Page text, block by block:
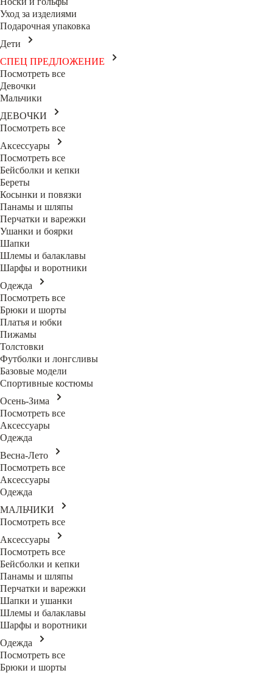
Уход за изделиями
Подарочная упаковка
Дети
СПЕЦ ПРЕДЛОЖЕНИЕ
Посмотреть все
Девочки
Мальчики
ДЕВОЧКИ
Посмотреть все
Аксессуары
Посмотреть все
Бейсболки и кепки
Береты
Косынки и повязки
Панамы и шляпы
Перчатки и варежки
Ушанки и боярки
Шапки
Шлемы и балаклавы
Шарфы и воротники
Одежда
Посмотреть все
Брюки и шорты
Платья и юбки
Пижамы
Толстовки
Футболки и лонгсливы
Базовые модели
Спортивные костюмы
Осень-Зима
Посмотреть все
Аксессуары
Одежда
Весна-Лето
Посмотреть все
Аксессуары
Одежда
МАЛЬЧИКИ
Посмотреть все
Аксессуары
Посмотреть все
Бейсболки и кепки
Панамы и шляпы
Перчатки и варежки
Шапки и ушанки
Шлемы и балаклавы
Шарфы и воротники
Одежда
Посмотреть все
Брюки и шорты